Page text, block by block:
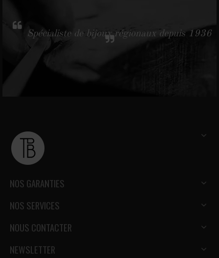
Spécialiste de bijoux régionaux depuis 1936
NOS GARANTIES
NOS SERVICES
NOUS CONTACTER
NEWSLETTER